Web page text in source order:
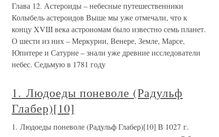
Глава 12. Астероиды – небесные путешественники
Колыбель астероидов Выше мы уже отмечали, что к
концу XVIII века астрономам было известно семь планет.
О шести из них – Меркурии, Венере, Земле, Марсе,
Юпитере и Сатурне – знали уже древние исследователи
небес. Седьмую в 1781 году
1. Людоеды поневоле (Радульф
Глабер)[10]
1. Людоеды поневоле (Радульф Глабер)[10] В 1027 г.